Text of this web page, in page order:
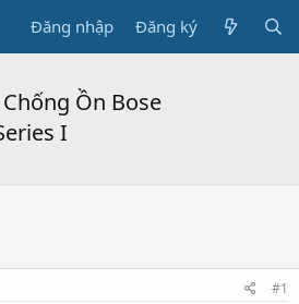
Đăng nhập Đăng ký
Ồn Bose
I
#1